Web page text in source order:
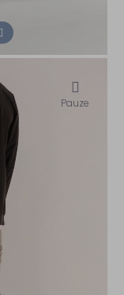
Pauze